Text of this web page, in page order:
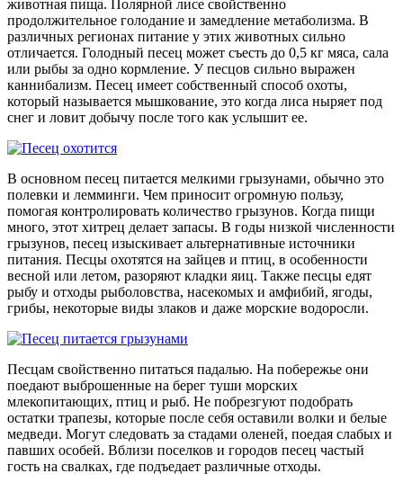
животная пища. Полярной лисе свойственно
продолжительное голодание и замедление метаболизма. В
различных регионах питание у этих животных сильно
отличается. Голодный песец может съесть до 0,5 кг мяса, сала
или рыбы за одно кормление. У песцов сильно выражен
каннибализм. Песец имеет собственный способ охоты,
который называется мышкование, это когда лиса ныряет под
снег и ловит добычу после того как услышит ее.
В основном песец питается мелкими грызунами, обычно это
полевки и лемминги. Чем приносит огромную пользу,
помогая контролировать количество грызунов. Когда пищи
много, этот хитрец делает запасы. В годы низкой численности
грызунов, песец изыскивает альтернативные источники
питания. Песцы охотятся на зайцев и птиц, в особенности
весной или летом, разоряют кладки яиц. Также песцы едят
рыбу и отходы рыболовства, насекомых и амфибий, ягоды,
грибы, некоторые виды злаков и даже морские водоросли.
Песцам свойственно питаться падалью. На побережье они
поедают выброшенные на берег туши морских
млекопитающих, птиц и рыб. Не побрезгуют подобрать
остатки трапезы, которые после себя оставили волки и белые
медведи. Могут следовать за стадами оленей, поедая слабых и
павших особей. Вблизи поселков и городов песец частый
гость на свалках, где подъедает различные отходы.